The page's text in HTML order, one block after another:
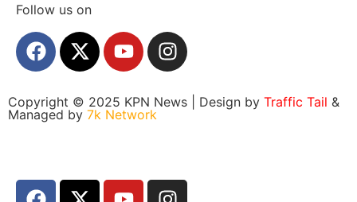
Follow us on
Copyright © 2025 KPN News | Design by Traffic Tail &
Managed by 7k Network